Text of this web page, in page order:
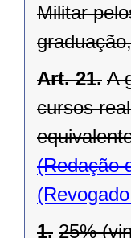
Militar
Art. 21. A
cursos
(Redação
1. 25%